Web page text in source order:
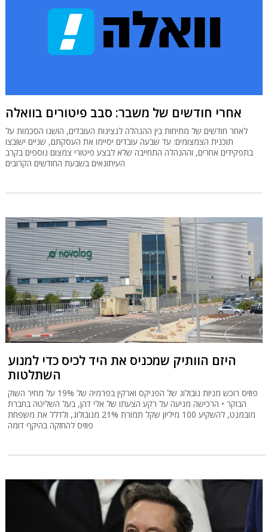
אחרי חודשים של משבר: סבב פיטורים בוואלה
לאחר חודשים של מתיחות בין ההנהלה לנציגות העובדים, הושגו הסכמות על
תוכנית הצמצומים: עד שבעה עובדים יסיימו את העסקתם, שניים ישובצו
בתפקידים אחרים, וההנהלה התחייבה שלא לבצע פיטורי צמצום נוספים בקרב
העיתונאים בשבעת החודשים הקרובים
היזם הוותיק שמכניס את היד לכיס כדי למנוע
השתלטות
פוזיס רוכש מניות נובולוג של הפניקס וארקין בפרמיה של 19% על מחיר השוק
הבוקר • הרכישה מגיעה על רקע הצעתו של אלי דהן, בעל השליטה בחברת
מובמנט, להשקיע 100 מיליון שקל תמורת 21% מנובולוג, ולדלל את משפחת
פוזיס להחזקה בהיקף דומה